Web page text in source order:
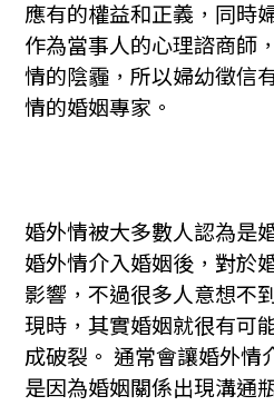
應有的權益和正義，同時
作為當事人的心理諮商師
情的陰霾，所以婦幼徵信
情的婚姻專家。
婚外情被大多數人認為是
婚外情介入婚姻後，對於
影響，不過很多人意想不
現時，其實婚姻就很有可
成破裂。 通常會讓婚外情
是因為婚姻關係出現溝通